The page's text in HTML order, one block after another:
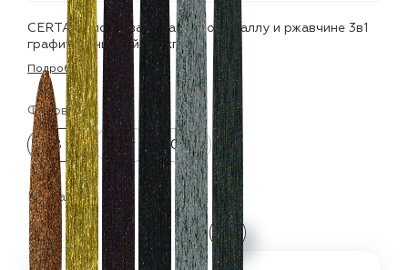
CERTA молотковая краска по металлу и ржавчине 3в1
графит глянцевый (0,8кг)
Подробнее
Фасовка:
0.8 кг 4 кг 10 кг
Цвета: